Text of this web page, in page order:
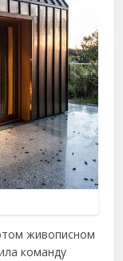
живописном
команду